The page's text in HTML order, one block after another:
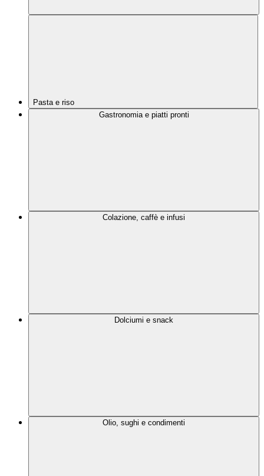
Pasta e riso
Gastronomia e piatti pronti
Colazione, caffè e infusi
Dolciumi e snack
Olio, sughi e condimenti